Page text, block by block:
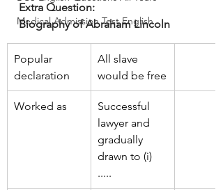
Medical Admission Test English
Extra Question:
Biography of Abraham Lincoln
Popular
declaration
All slave
would be free
Worked as
Successful
lawyer and
gradually
drawn to (i)
.....